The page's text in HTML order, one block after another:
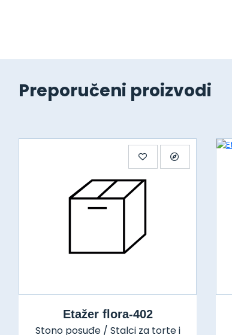
Preporučeni proizvodi
Etažer flora-402
Stono posuđe / Stalci za torte i